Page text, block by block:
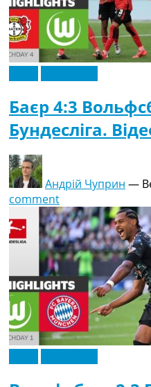
Баєр 4:3
Бундесліга.
Андрій Чуприн —
comment